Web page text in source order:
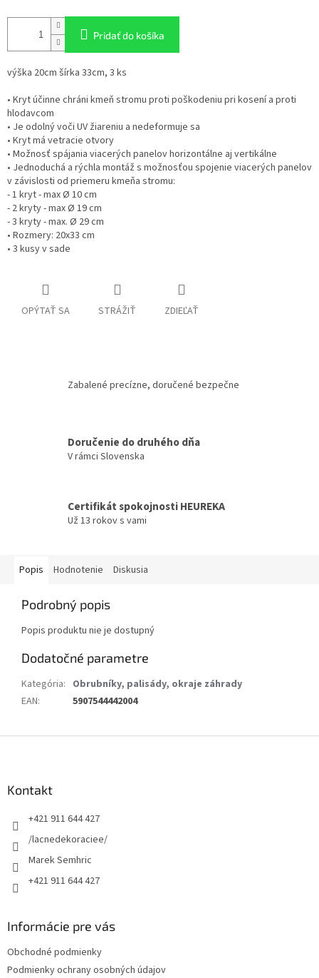
Pridať do košíka
výška 20cm šírka 33cm, 3 ks
• Kryt účinne chráni kmeň stromu proti poškodeniu pri kosení a proti
hlodavcom
• Je odolný voči UV žiareniu a nedeformuje sa
• Kryt má vetracie otvory
• Možnosť spájania viacerých panelov horizontálne aj vertikálne
• Jednoduchá a rýchla montáž s možnosťou spojenie viacerých panelov
v závislosti od priemeru kmeňa stromu:
- 1 kryt - max Ø 10 cm
- 2 kryty - max Ø 19 cm
- 3 kryty - max. Ø 29 cm
• Rozmery: 20x33 cm
• 3 kusy v sade
OPÝTAŤ SA STRÁŽIŤ ZDIEĽAŤ
Zabalené precízne, doručené bezpečne
Doručenie do druhého dňa
V rámci Slovenska
Certifikát spokojnosti HEUREKA
Už 13 rokov s vami
Popis Hodnotenie Diskusia
Podrobný popis
Popis produktu nie je dostupný
Dodatočné parametre
Kategória: Obrubníky, palisády, okraje záhrady
EAN: 5907544442004
Kontakt
+421 911 644 427
/lacnedekoraciee/
Marek Semhric
+421 911 644 427
Informácie pre vás
Obchodné podmienky
Podmienky ochrany osobných údajov